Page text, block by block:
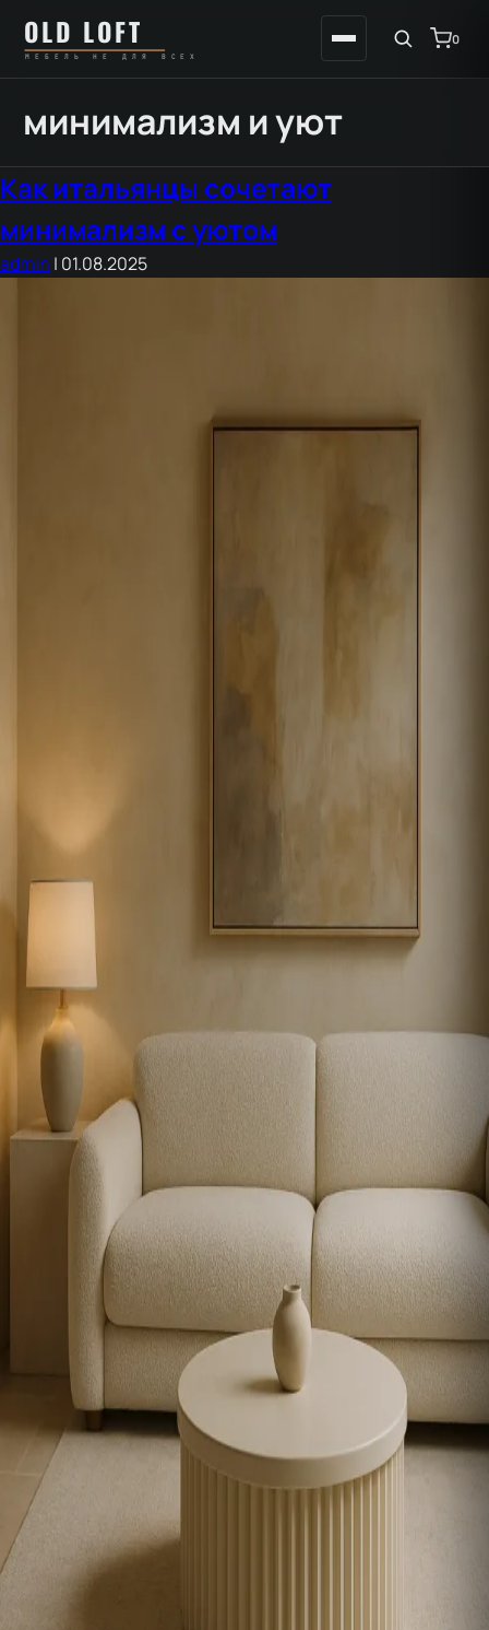
содержимому
содержимому
OLD LOFT
МЕБЕЛЬ НЕ ДЛЯ ВСЕХ
0
минимализм и уют
Как итальянцы сочетают
минимализм с уютом
admin | 01.08.2025